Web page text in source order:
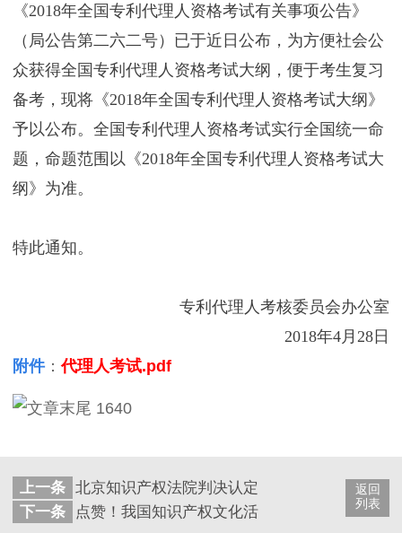
《2018年全国专利代理人资格考试有关事项公告》
（局公告第二六二号）已于近日公布，为方便社会公
众获得全国专利代理人资格考试大纲，便于考生复习
备考，现将《2018年全国专利代理人资格考试大纲》
予以公布。全国专利代理人资格考试实行全国统一命
题，命题范围以《2018年全国专利代理人资格考试大
纲》为准。
特此通知。
专利代理人考核委员会办公室
2018年4月28日
附件：代理人考试.pdf
返回
列表
上一条 北京知识产权法院判决认定疾病诊断治疗装置构
下一条
点赞！我国知识产权文化活力不断迸发